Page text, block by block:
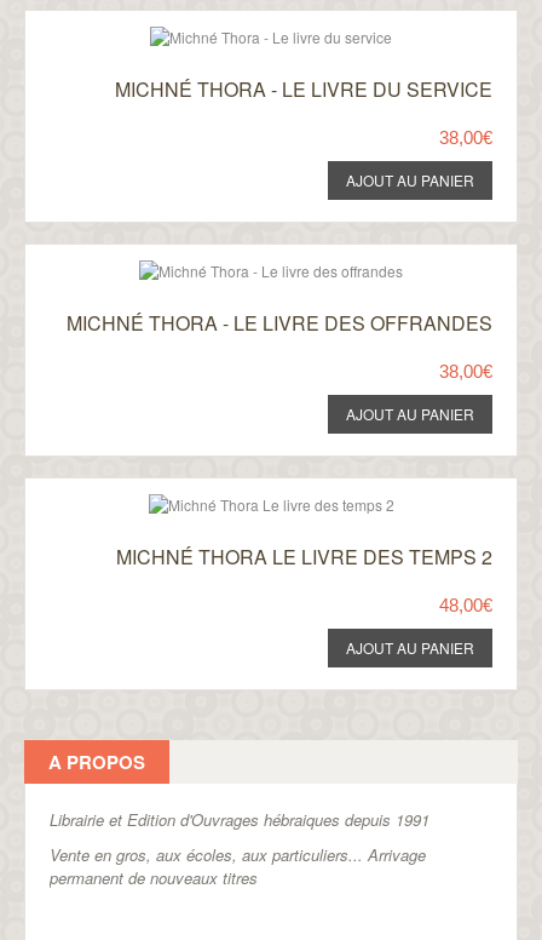
MICHNÉ THORA - LE LIVRE DU SERVICE
38,00€
MICHNÉ THORA - LE LIVRE DES OFFRANDES
38,00€
MICHNÉ THORA LE LIVRE DES TEMPS 2
48,00€
A PROPOS
Librairie et Edition d'Ouvrages hébraiques depuis 1991
Vente en gros, aux écoles, aux particuliers...Arrivage
permanent de nouveaux titres